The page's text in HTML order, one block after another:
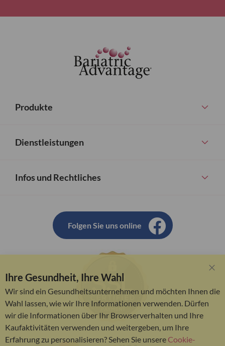
Produkte
Dienstleistungen
Infos und Rechtliches
Folgen Sie uns online
Bar
Ihre Gesundheit, Ihre Wahl
Wir sind ein Gesundheitsunternehmen und möchten Ihnen die
Wahl lassen, wie wir Ihre Informationen verwenden. Dürfen
wir die Informationen über Ihr Browserverhalten und Ihre
Kaufaktivitäten verwenden und weitergeben, um Ihre
Erfahrung zu personalisieren? Sehen Sie unsereCookie-